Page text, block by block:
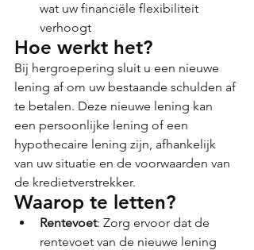
wat uw financiële flexibiliteit
verhoogt​
Hoe werkt het?
Bij hergroepering sluit u een nieuwe
lening af om uw bestaande schulden af
te betalen. Deze nieuwe lening kan
een persoonlijke lening of een
hypothecaire lening zijn, afhankelijk
van uw situatie en de voorwaarden van
de kredietverstrekker.
Waarop te letten?
Rentevoet: Zorg ervoor dat de
rentevoet van de nieuwe lening